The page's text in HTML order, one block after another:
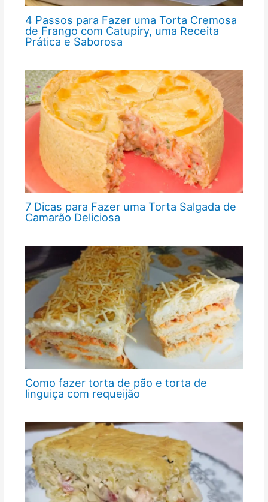
4 Passos para Fazer uma Torta Cremosa
de Frango com Catupiry, uma Receita
Prática e Saborosa
7 Dicas para Fazer uma Torta Salgada de
Camarão Deliciosa
Como fazer torta de pão e torta de
linguiça com requeijão